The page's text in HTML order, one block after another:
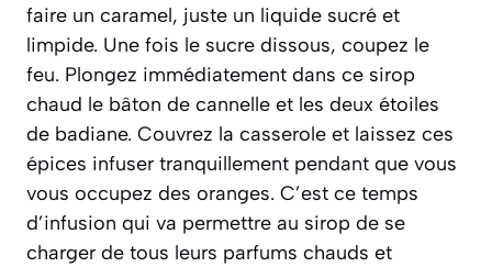
faire un caramel, juste un liquide sucré et
limpide. Une fois le sucre dissous, coupez le
feu. Plongez immédiatement dans ce sirop
chaud le bâton de cannelle et les deux étoiles
de badiane. Couvrez la casserole et laissez ces
épices infuser tranquillement pendant que vous
vous occupez des oranges. C’est ce temps
d’infusion qui va permettre au sirop de se
charger de tous leurs parfums chauds et